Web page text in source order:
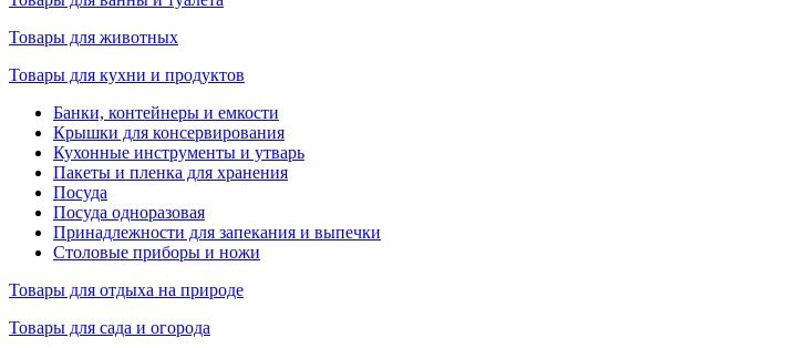
Товары для животных
Товары для кухни и продуктов
Банки, контейнеры и емкости
Крышки для консервирования
Кухонные инструменты и утварь
Пакеты и пленка для хранения
Посуда
Посуда одноразовая
Принадлежности для запекания и выпечки
Столовые приборы и ножи
Товары для отдыха на природе
Товары для сада и огорода